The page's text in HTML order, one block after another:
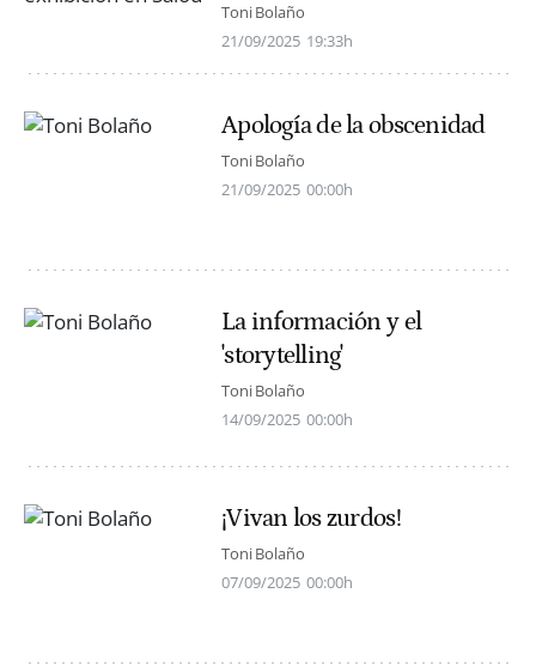
Toni Bolaño
21/09/2025 19:33h
Apología de la obscenidad
Toni Bolaño
21/09/2025 00:00h
La información y el
'storytelling'
Toni Bolaño
14/09/2025 00:00h
¡Vivan los zurdos!
Toni Bolaño
07/09/2025 00:00h